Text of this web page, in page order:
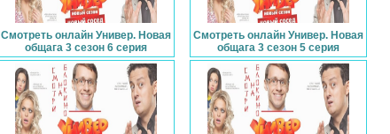
Смотреть онлайн Универ. Новая
общага 3 сезон 6 серия
Смотреть онлайн Универ. Новая
общага 3 сезон 5 серия